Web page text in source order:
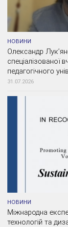
НОВИНИ
Олександр
спеціалізованої
педагогічного
31.07.2026
НОВИНИ
Міжнародна
технологій та